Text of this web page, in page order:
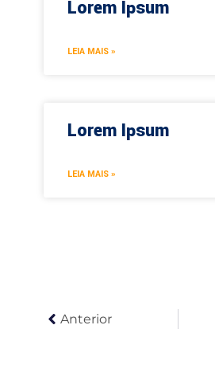
Lorem Ipsum
LEIA MAIS »
Lorem Ipsum
LEIA MAIS »
Anterior